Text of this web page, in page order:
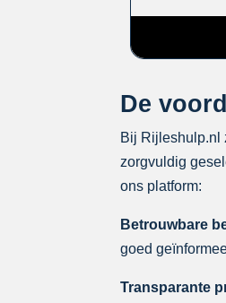
De
Bij Rijleshulp.nl
zorgvuldig
ons platform:
Betrouwbare
goed
Transparante